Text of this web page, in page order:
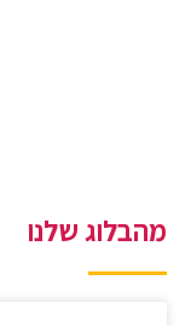
מהבלוג שלנו